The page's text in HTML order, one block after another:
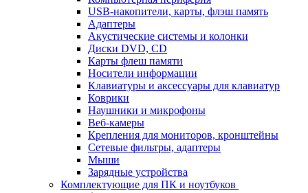
USB-накопители, карты, флэш память
Адаптеры
Акустические системы и колонки
Диски DVD, CD
Карты флеш памяти
Носители информации
Клавиатуры и аксессуары для клавиатур
Коврики
Наушники и микрофоны
Веб-камеры
Крепления для мониторов, кронштейны
Сетевые фильтры, адаптеры
Мыши
Зарядные устройства
Комплектующие для ПК и ноутбуков